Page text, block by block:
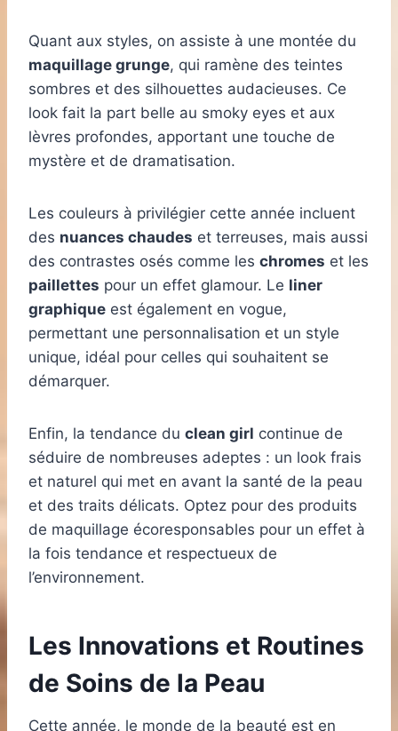
Quant aux styles, on assiste à une montée du
maquillage grunge, qui ramène des teintes
sombres et des silhouettes audacieuses. Ce
look fait la part belle au smoky eyes et aux
lèvres profondes, apportant une touche de
mystère et de dramatisation.
Les couleurs à privilégier cette année incluent
des nuances chaudes et terreuses, mais aussi
des contrastes osés comme les chromes et les
paillettes pour un effet glamour. Le liner
graphique est également en vogue,
permettant une personnalisation et un style
unique, idéal pour celles qui souhaitent se
démarquer.
Enfin, la tendance du clean girl continue de
séduire de nombreuses adeptes : un look frais
et naturel qui met en avant la santé de la peau
et des traits délicats. Optez pour des produits
de maquillage écoresponsables pour un effet à
la fois tendance et respectueux de
l’environnement.
Les Innovations et Routines
de Soins de la Peau
Cette année, le monde de la beauté est en